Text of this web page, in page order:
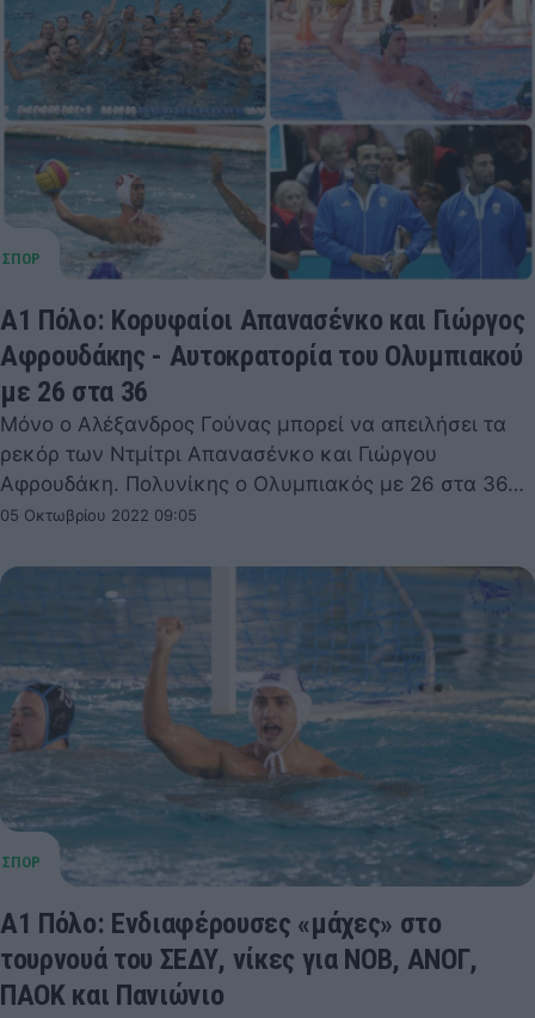
Α1 Πόλο: Κορυφαίοι Απανασένκο και Γιώργος
Αφρουδάκης - Αυτοκρατορία του Ολυμπιακού
με 26 στα 36
Μόνο ο Αλέξανδρος Γούνας μπορεί να απειλήσει τα
ρεκόρ των Ντμίτρι Απανασένκο και Γιώργου
Αφρουδάκη. Πολυνίκης ο Ολυμπιακός με 26 στα 36…
05 Οκτωβρίου 2022 09:05
Α1 Πόλο: Ενδιαφέρουσες «μάχες» στο
τουρνουά του ΣΕΔΥ, νίκες για ΝΟΒ, ΑΝΟΓ,
ΠΑΟΚ και Πανιώνιο